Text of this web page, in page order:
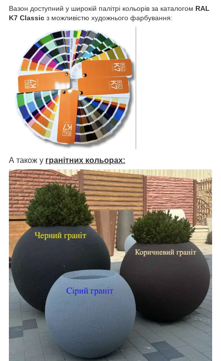
Вазон доступний у широкій палітрі кольорів за каталогом RAL
K7 Classic з можливістю художнього фарбування:
А також у гранітних кольорах: